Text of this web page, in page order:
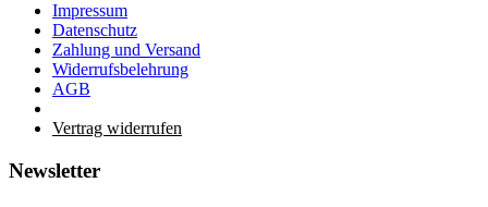
Impressum
Datenschutz
Zahlung und Versand
Widerrufsbelehrung
AGB
Vertrag widerrufen
Newsletter